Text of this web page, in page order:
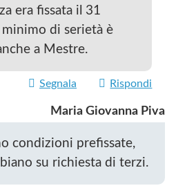
era fissata il 31
di serietà è
a Mestre.
Segnala Rispondi
Maria Giovanna Piva
condizioni prefissate,
su richiesta di terzi.